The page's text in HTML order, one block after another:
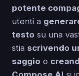
potente
utenti a
testo su una
stia scrivendo
saggio o